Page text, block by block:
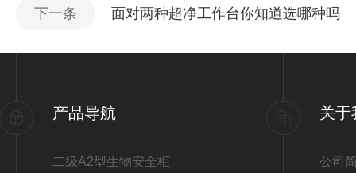
下一条 面对两种超净工作台你知道选哪种吗
产品导航
二级A2型生物安全柜
关于
公司